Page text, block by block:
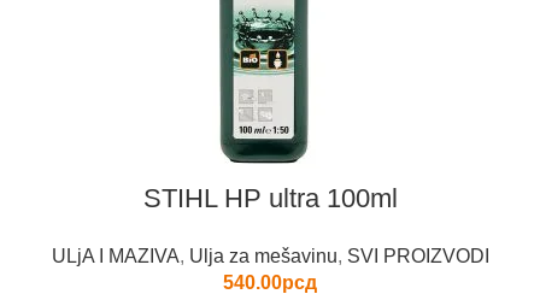
STIHL HP ultra 100ml
ULjA I MAZIVA, Ulja za mešavinu, SVI PROIZVODI
540.00рсд